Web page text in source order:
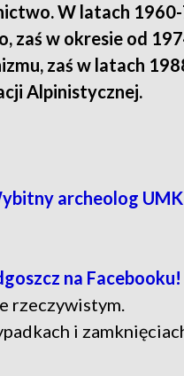
W latach 1960-
zaś w okresie od
zaś w latach
Alpinistycznej.
archeolog
na Facebooku!
rzeczywistym.
i